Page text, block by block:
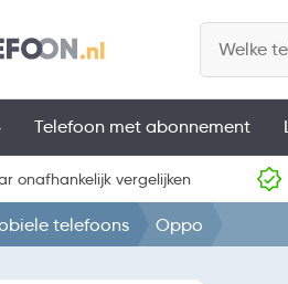
Telefoon met abonnement
onafhankelijk vergelijken
telefoons Oppo